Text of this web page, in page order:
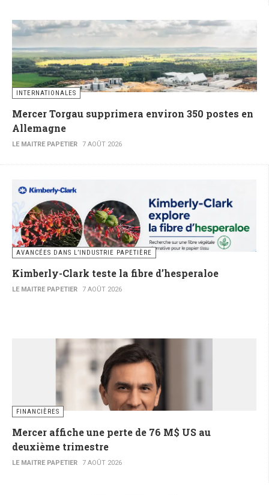
INTERNATIONALES
Mercer Torgau supprimera environ 350 postes en
Allemagne
LE MAITRE PAPETIER 7 AOÛT 2026
AVANCÉES DANS L’INDUSTRIE PAPETIÈRE
Kimberly-Clark teste la fibre d’hesperaloe
LE MAITRE PAPETIER 7 AOÛT 2026
FINANCIÈRES
Mercer affiche une perte de 76 M$ US au
deuxième trimestre
LE MAITRE PAPETIER 7 AOÛT 2026